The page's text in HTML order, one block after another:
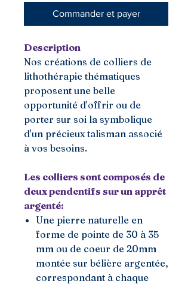
Commander et payer
Description
Nos créations de colliers de
lithothérapie thématiques
proposent une belle
opportunité d'offrir ou de
porter sur soi la symbolique
d'un précieux talisman associé
à vos besoins.
Les colliers sont composés de
deux pendentifs sur un apprêt
argenté:
Une pierre naturelle en
forme de pointe de 30 à 35
mm ou de coeur de 20mm
montée sur bélière argentée,
correspondant à chaque